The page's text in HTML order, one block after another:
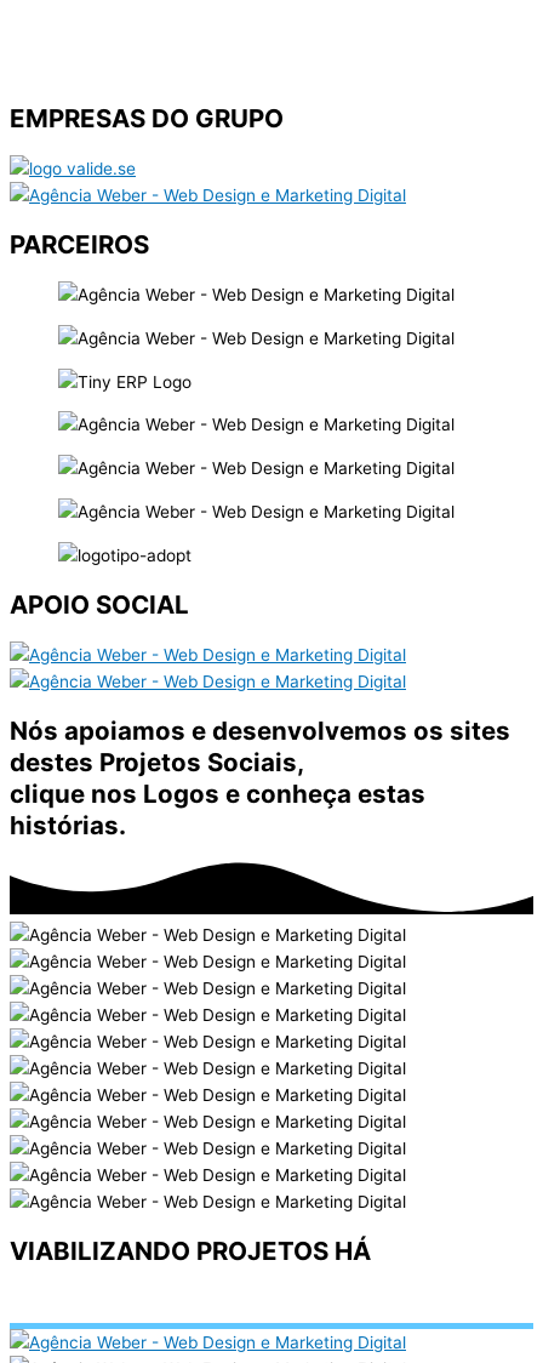
EMPRESAS DO GRUPO
PARCEIROS
APOIO SOCIAL
Nós apoiamos e desenvolvemos os sites
destes Projetos Sociais,
clique nos Logos e conheça estas
histórias.
VIABILIZANDO PROJETOS HÁ